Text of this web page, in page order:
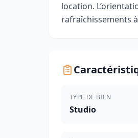
location.
rafraîchissements
TYPE DE BIEN
Studio